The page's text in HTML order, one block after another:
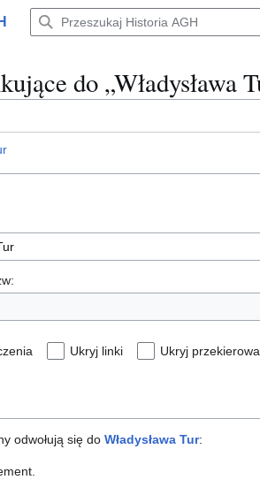
do „Władysława
Ukryj linki Ukryj
odwołują się do Władysława Tur: